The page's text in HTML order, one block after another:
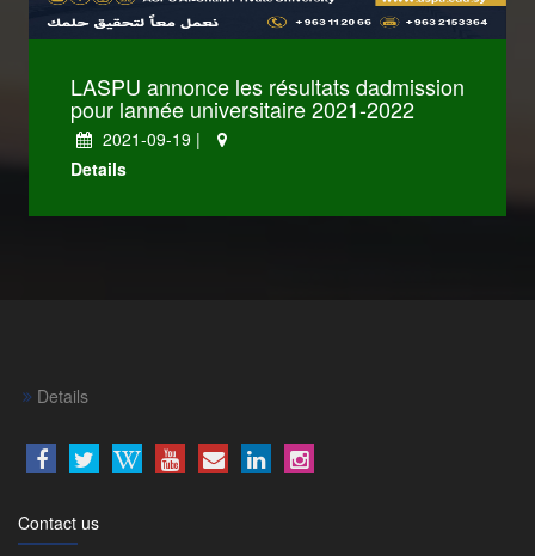
LASPU annonce les résultats dadmission
pour lannée universitaire 2021-2022
2021-09-19 |
Details
Details
Contact us